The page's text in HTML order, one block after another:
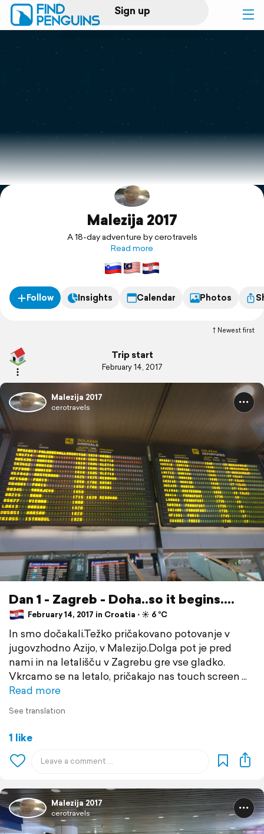
Sign up
Log in
Print a book
Flyover video
Explore
Malezija 2017
A 18-day adventure by cerotravels
Read more
Follow Insights Calendar Photos
Newest first
Trip start
February 14, 2017
Malezija 2017
cerotravels
Dan 1 - Zagreb - Doha..so it begins....
February 14, 2017 in Croatia ⋅ ☀️ 6 °C
In smo dočakali.Težko pričakovano potovanje v
jugovzhodno Azijo, v Malezijo.Dolga pot je pred
nami in na letališču v Zagrebu gre vse gladko.
Vkrcamo se na letalo, pričakajo nas touch screen
Read more
See translation
1 like
Malezija 2017
cerotravels